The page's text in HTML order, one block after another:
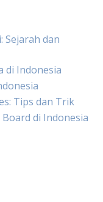
Sejarah dan
di Indonesia
Tips dan Trik
di Indonesia